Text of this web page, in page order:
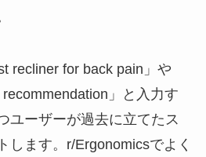
recliner for back pain」や
recommendation」と入力す
ユーザーが過去に立てたス
します。r/Ergonomicsでよく